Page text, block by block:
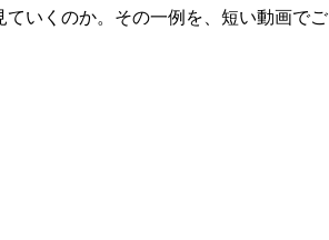
いくのか。その一例を、短い動画でご